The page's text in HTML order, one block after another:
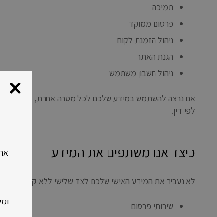
תמיכה
פרסום ממוקד
ניהול הזמנת לקוח
הגנת האתר
ניהול חשבון משתמש
אם נרצה להשתמש במידע שלכם לכל מטרה אחרת, נפנה
לפי דין.
כיצד אנו משתפים את המידע
לא נעביר את המידע האישי שלכם לצד שלישי ללא קבלת
שירותי פרסום